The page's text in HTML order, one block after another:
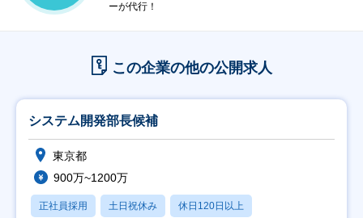
ーが代行！
この企業の他の公開求人
システム開発部長候補
東京都
900万~1200万
正社員採用 土日祝休み 休日120日以上